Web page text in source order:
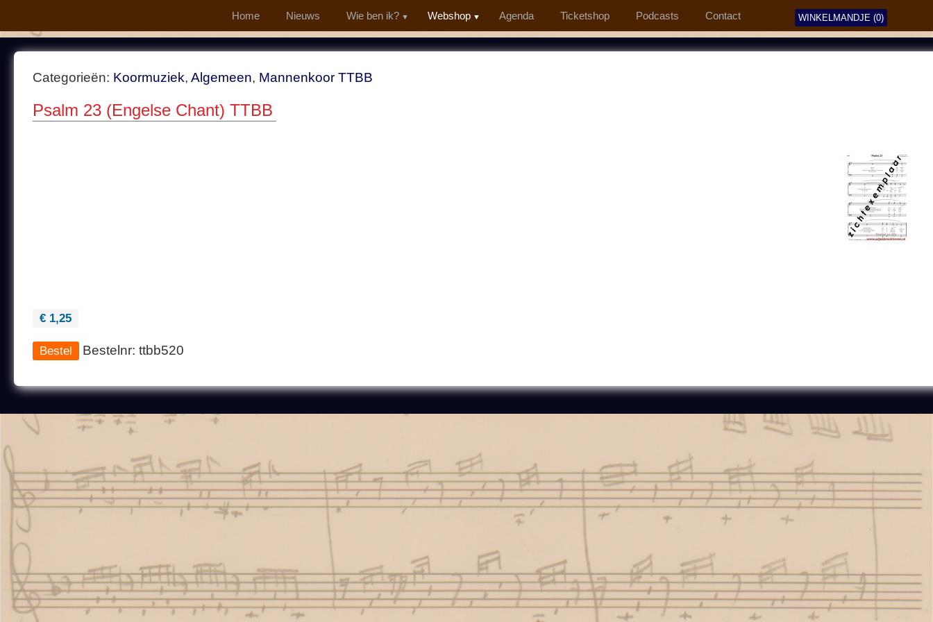
Home Nieuws Wie ben ik? Webshop Agenda Ticketshop Podcasts Contact WINKELMANDJE (0)
Categorieën: Koormuziek, Algemeen, Mannenkoor TTBB
Psalm 23 (Engelse Chant) TTBB
€ 1,25
Bestelnr: ttbb520